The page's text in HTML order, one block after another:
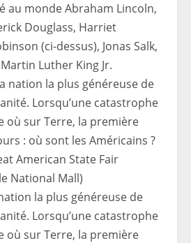
au monde Abraham Lincoln,
Douglass, Harriet
(ci-dessus), Jonas Salk,
Luther King Jr.
la plus généreuse de
Lorsqu’une catastrophe
où sur Terre, la première